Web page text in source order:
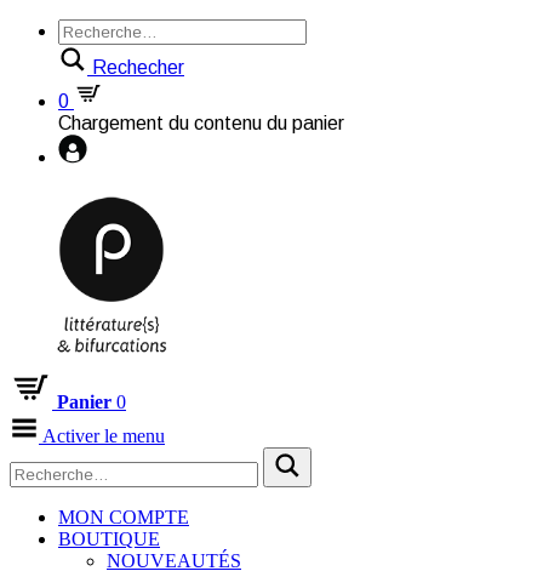
Rechecher
0
Chargement du contenu du panier
Panier 0
Activer le menu
MON COMPTE
BOUTIQUE
NOUVEAUTÉS